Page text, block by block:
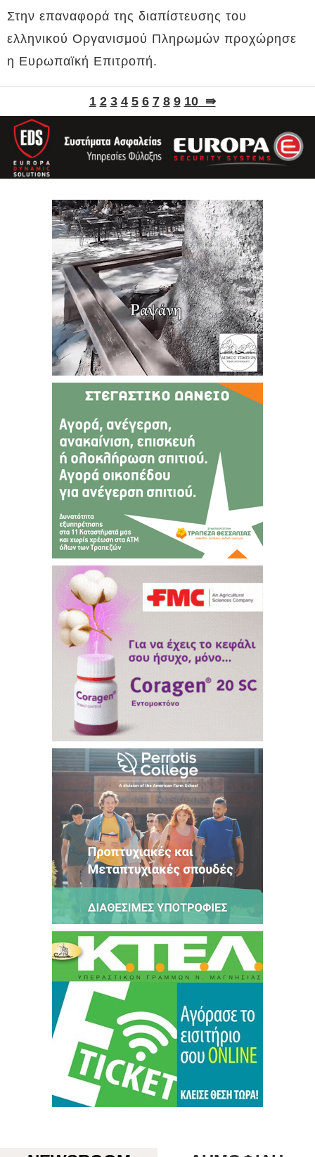
Στην επαναφορά της διαπίστευσης του
ελληνικού Οργανισμού Πληρωμών προχώρησε
η Ευρωπαϊκή Επιτροπή.
1 2 3 4 5 6 7 8 9 10⇛